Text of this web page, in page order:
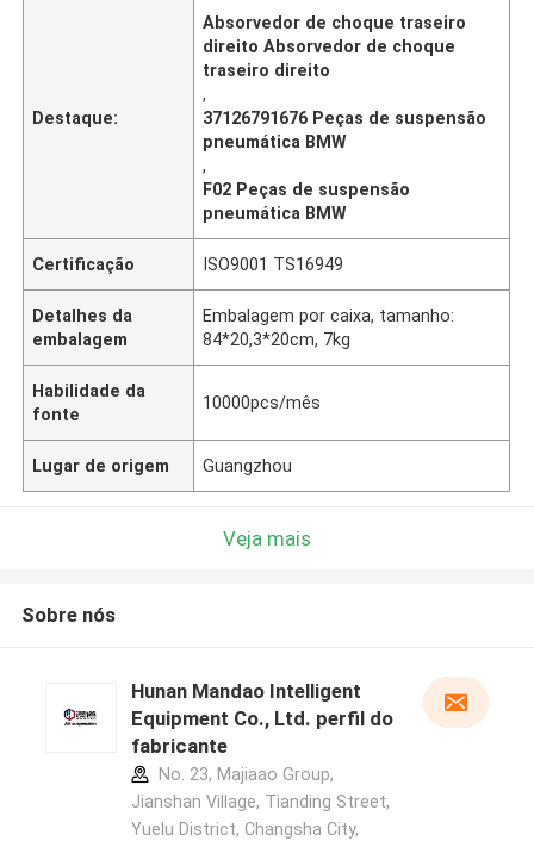
Destaque:
Absorvedor de choque traseiro
direito Absorvedor de choque
traseiro direito
,
37126791676 Peças de suspensão
pneumática BMW
,
F02 Peças de suspensão
pneumática BMW
Certificação ISO9001 TS16949
Detalhes da
embalagem
Embalagem por caixa, tamanho:
84*20,3*20cm, 7kg
Habilidade da
fonte
10000pcs/mês
Lugar de origem Guangzhou
Veja mais
Sobre nós
Hunan Mandao Intelligent
Equipment Co., Ltd. perfil do
fabricante
No. 23, Majiaao Group,
Jianshan Village, Tianding Street,
Yuelu District, Changsha City,